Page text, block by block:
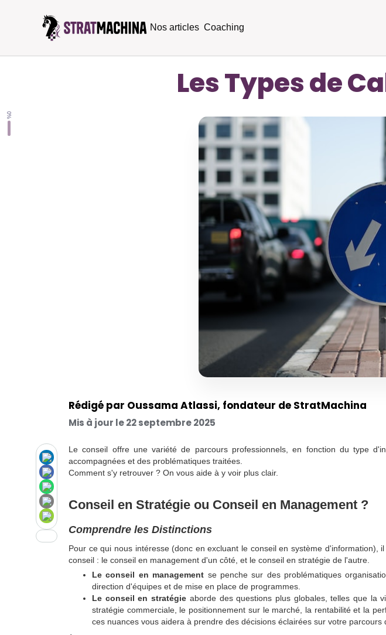
Nos articles Coaching
0%
Les Types de
Rédigé par Oussama Atlassi, fondateur de StratMachina
Mis à jour le 22 septembre 2025
Le conseil offre une variété de parcours professionnels, en fonction du type
accompagnées et des problématiques traitées.
Comment s'y retrouver ? On vous aide à y voir plus clair.
Conseil en Stratégie ou Conseil en Management ?
Comprendre les Distinctions
Pour ce qui nous intéresse (donc en excluant le conseil en système d'information),
conseil : le conseil en management d'un côté, et le conseil en stratégie de l'autre.
Le conseil en management se penche sur des problématiques
direction d'équipes et de mise en place de programmes.
Le conseil en stratégie aborde des questions plus globales, telles que la
stratégie commerciale, le positionnement sur le marché, la rentabilité et la
ces nuances vous aidera à prendre des décisions éclairées sur votre parcours